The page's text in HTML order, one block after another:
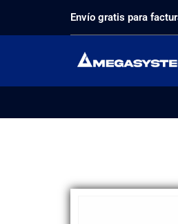
Envío gratis para
PRODUCTOS